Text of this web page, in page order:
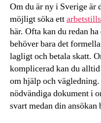
Om du är ny i Sverige är
möjligt söka ett
här. Ofta kan du redan
behöver bara det
lagligt och betala skatt.
komplicerad kan du
om hjälp och
nödvändiga dokument i
svart medan din ansökan